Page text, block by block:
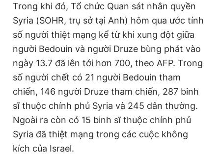
Trong khi đó, Tổ chức Quan sát nhân quyền
Syria (SOHR, trụ sở tại Anh) hôm qua ước tính
số người thiệt mạng kể từ khi xung đột giữa
người Bedouin và người Druze bùng phát vào
ngày 13.7 đã lên tới hơn 700, theo AFP. Trong
số người chết có 21 người Bedouin tham
chiến, 146 người Druze tham chiến, 287 binh
sĩ thuộc chính phủ Syria và 245 dân thường.
Ngoài ra còn có 15 binh sĩ thuộc chính phủ
Syria đã thiệt mạng trong các cuộc không
kích của Israel.